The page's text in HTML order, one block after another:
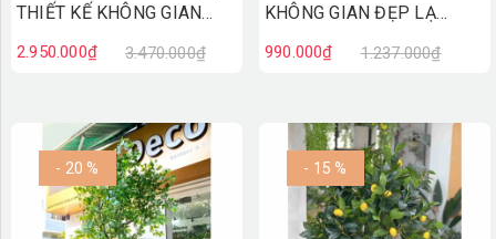
THIẾT KẾ KHÔNG GIAN
2.950.000₫ 3.470.000₫
KHÔNG GIAN ĐẸP LẠ
990.000₫ 1.237.000₫
- 20 % - 15 %